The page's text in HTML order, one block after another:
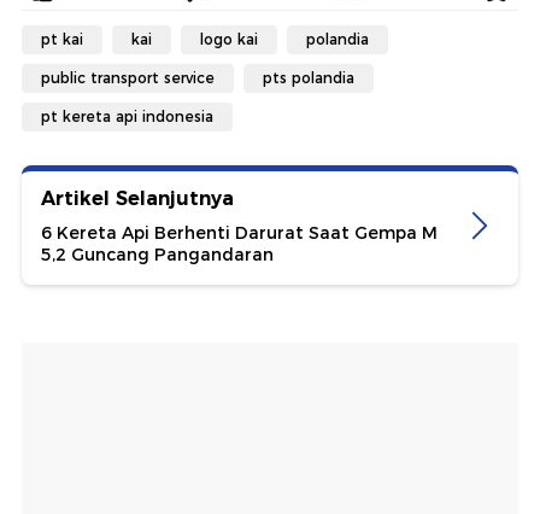
pt kai kai logo kai polandia
public transport service pts polandia
pt kereta api indonesia
Artikel Selanjutnya
6 Kereta Api Berhenti Darurat Saat Gempa M
5,2 Guncang Pangandaran